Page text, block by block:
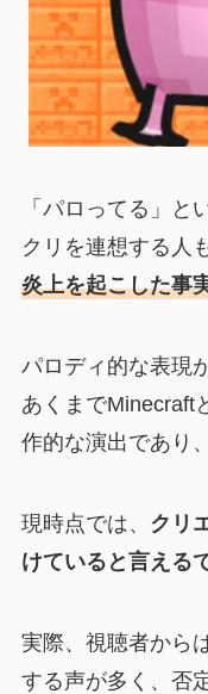
「パロってる」と
クリを連想する人
炎上を起こした事
パロディ的な表現
あくまでMinecraft
作的な演出であり
現時点では、 クリ
けていると言える
実際、視聴者から
する声が多く、否